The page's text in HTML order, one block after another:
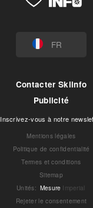
FR
Contacter Skiinfo
Publicité
Inscrivez-vous à notre
Mentions légales
Politique de confidentialité
Termes et conditions
Sitemap
Unités: Mesure Imperial
Rejeter le consentement